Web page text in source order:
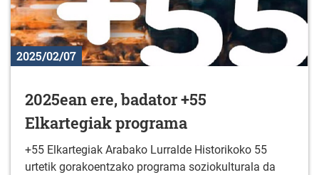
2025/02/07
2025ean ere, badator +55
Elkartegiak programa
+55 Elkartegiak Arabako Lurralde Historikoko 55
urtetik gorakoentzako programa soziokulturala da